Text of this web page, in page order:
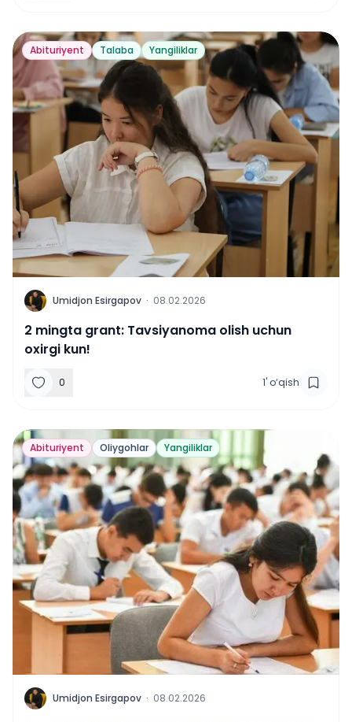
Abituriyent Talaba Yangiliklar
U Umidjon Esirgapov · 08.02.2026
2 mingta grant: Tavsiyanoma olish uchun
oxirgi kun!
0 1' o‘qish
Abituriyent Oliygohlar Yangiliklar
U Umidjon Esirgapov · 08.02.2026